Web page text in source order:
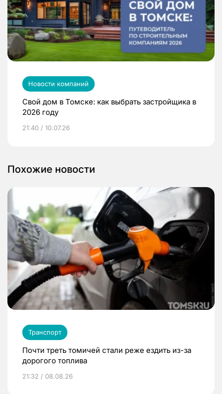
Новости компаний
Свой дом в Томске: как выбрать застройщика в
2026 году
21:40 / 10.07.26
Похожие новости
Транспорт
Почти треть томичей стали реже ездить из-за
дорогого топлива
21:32 / 08.08.26